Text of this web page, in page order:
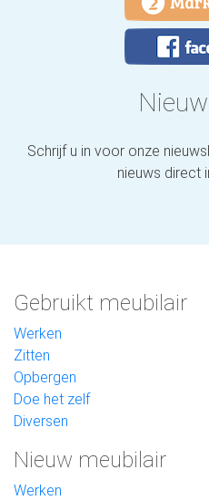
Schrijf u in voor onze
nieuws direct
Gebruikt meubilair
Werken
Zitten
Opbergen
Doe het zelf
Diversen
Nieuw meubilair
Werken